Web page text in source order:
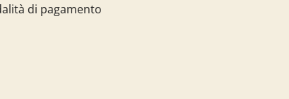
di pagamento